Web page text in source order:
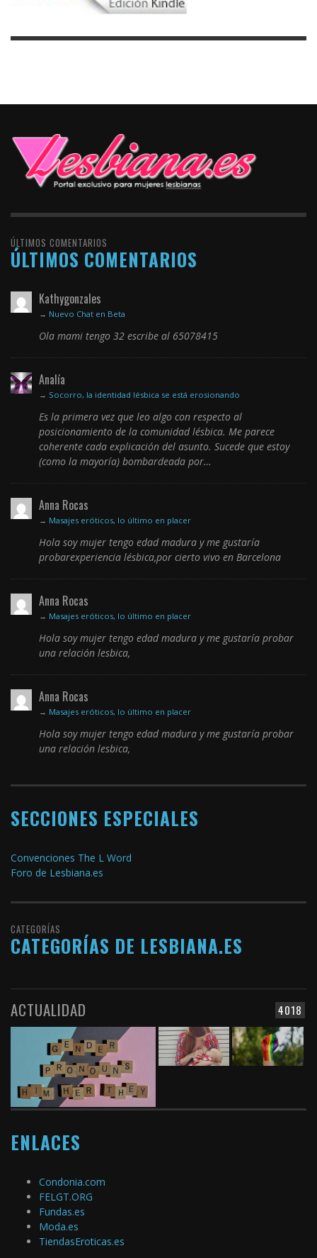
ÚLTIMOS COMENTARIOS
ÚLTIMOS COMENTARIOS
Kathygonzales
→ Nuevo Chat en Beta
Ola mami tengo 32 escribe al 65078415
Analía
→ Socorro, la identidad lésbica se está erosionando
Es la primera vez que leo algo con respecto al
posicionamiento de la comunidad lésbica. Me parece
coherente cada explicación del asunto. Sucede que estoy
(como la mayoría) bombardeada por…
Anna Rocas
→ Masajes eróticos, lo último en placer
Hola soy mujer tengo edad madura y me gustaría
probarexperiencia lésbica,por cierto vivo en Barcelona
Anna Rocas
→ Masajes eróticos, lo último en placer
Hola soy mujer tengo edad madura y me gustaría probar
una relación lesbica,
Anna Rocas
→ Masajes eróticos, lo último en placer
Hola soy mujer tengo edad madura y me gustaría probar
una relación lesbica,
SECCIONES ESPECIALES
Convenciones The L Word
Foro de Lesbiana.es
CATEGORÍAS
CATEGORÍAS DE LESBIANA.ES
4018
ACTUALIDAD
ENLACES
Condonia.com
FELGT.ORG
Fundas.es
Moda.es
TiendasEroticas.es